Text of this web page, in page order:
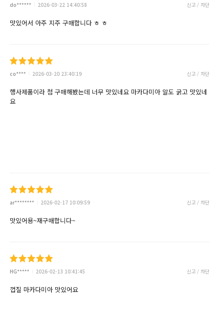
do****** 2026-03-22 14:40:58 신고 / 차단
맛있어서 아주 지주 구매합니다 ㅎ ㅎ
co**** 2026-03-20 23:40:19 신고 / 차단
행사제품이라 첨 구매해봤는데 너무 맛있네요 마카다미아 알도 굵고 맛있네
요
ar******** 2026-02-17 10:09:59 신고 / 차단
맛있어용~재구매합니다~
HG***** 2026-02-13 10:41:45 신고 / 차단
껍질 마카다미아 맛있어요